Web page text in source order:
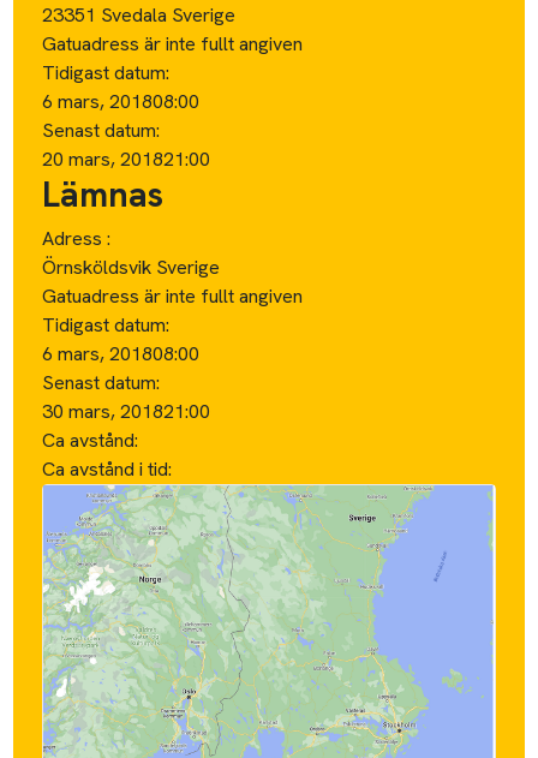
23351 Svedala Sverige
Gatuadress är inte fullt angiven
Tidigast datum:
6 mars, 201808:00
Senast datum:
20 mars, 201821:00
Lämnas
Adress :
Örnsköldsvik Sverige
Gatuadress är inte fullt angiven
Tidigast datum:
6 mars, 201808:00
Senast datum:
30 mars, 201821:00
Ca avstånd:
Ca avstånd i tid: